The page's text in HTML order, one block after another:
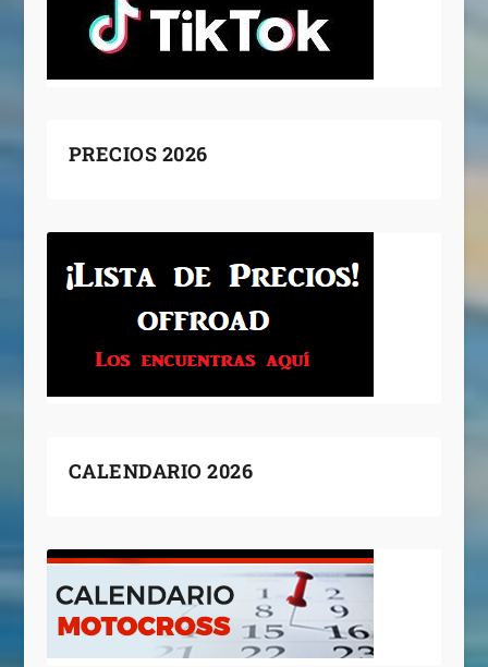
PRECIOS 2026
CALENDARIO 2026